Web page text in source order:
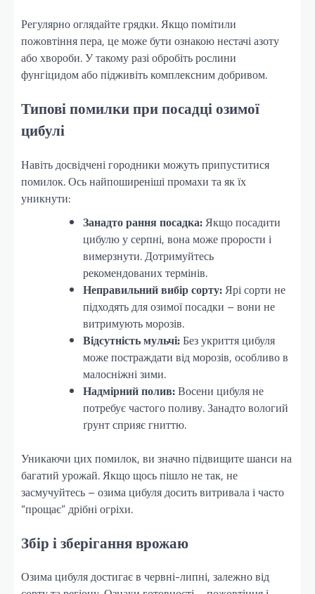
Регулярно оглядайте грядки. Якщо помітили
пожовтіння пера, це може бути ознакою нестачі азоту
або хвороби. У такому разі обробіть рослини
фунгіцидом або підживіть комплексним добривом.
Типові помилки при посадці озимої
цибулі
Навіть досвідчені городники можуть припуститися
помилок. Ось найпоширеніші промахи та як їх
уникнути:
Занадто рання посадка:Якщо посадити
цибулю у серпні, вона може прорости і
вимерзнути. Дотримуйтесь
рекомендованих термінів.
Неправильний вибір сорту:Ярі сорти не
підходять для озимої посадки – вони не
витримують морозів.
Відсутність мульчі:Без укриття цибуля
може постраждати від морозів, особливо в
малосніжні зими.
Надмірний полив:Восени цибуля не
потребує частого поливу. Занадто вологий
ґрунт сприяє гниттю.
Уникаючи цих помилок, ви значно підвищите шанси на
багатий урожай. Якщо щось пішло не так, не
засмучуйтесь – озима цибуля досить витривала і часто
“прощає” дрібні огріхи.
Збір і зберігання врожаю
Озима цибуля достигає в червні-липні, залежно від